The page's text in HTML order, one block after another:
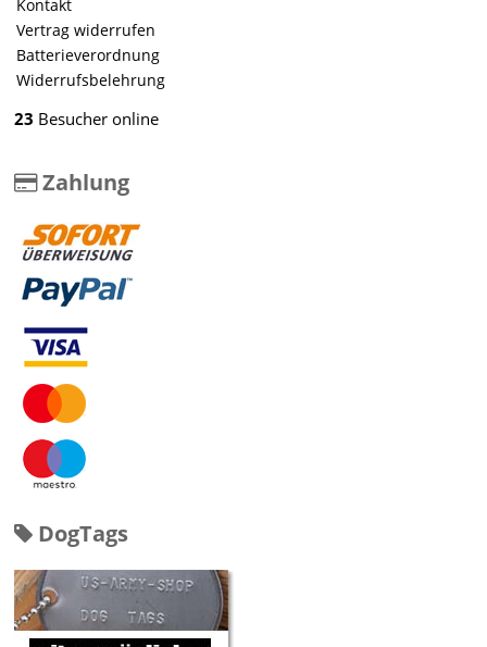
Kontakt
Vertrag widerrufen
Batterieverordnung
Widerrufsbelehrung
23 Besucher online
Zahlung
DogTags